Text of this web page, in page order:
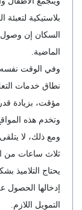
بلاستيكية
السكان إن وصول
الماضية.
وفي الوقت
وتخدم هذه المواقع نحو 60 في المائة من
ومع ذلك، لا
ثلاث ساعات من
يحتاج التلاميذ
إدخالها
التمويل اللازم.